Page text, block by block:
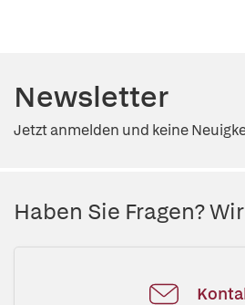
Newsletter
Jetzt anmelden und keine
Haben Sie Fragen?